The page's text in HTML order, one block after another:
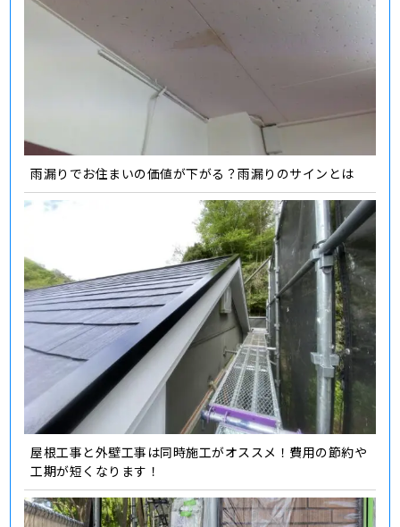
雨漏りでお住まいの価値が下がる？雨漏りのサインとは
屋根工事と外壁工事は同時施工がオススメ！費用の節約や
工期が短くなります！